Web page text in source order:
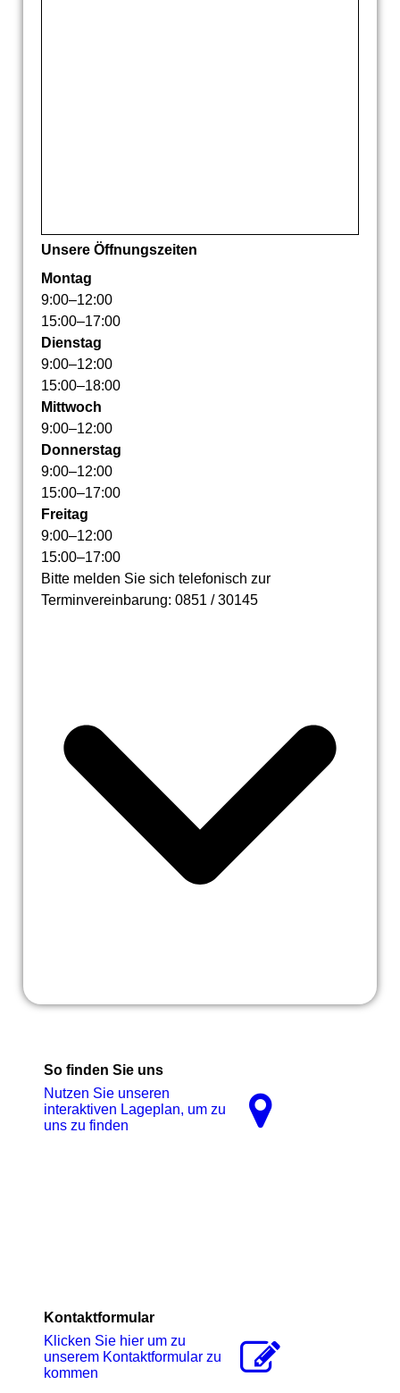
Unsere Öffnungszeiten
Montag
9:00–12:00
15:00–17:00
Dienstag
9:00–12:00
15:00–18:00
Mittwoch
9:00–12:00
Donnerstag
9:00–12:00
15:00–17:00
Freitag
9:00–12:00
15:00–17:00
Bitte melden Sie sich telefonisch zur
Terminvereinbarung: 0851 / 30145
So finden Sie uns
Nutzen Sie unseren
interaktiven La­ge­plan, um zu
uns zu finden
Kontaktformular
Klicken Sie hier um zu
unserem Kon­takt­for­mu­lar zu
kommen